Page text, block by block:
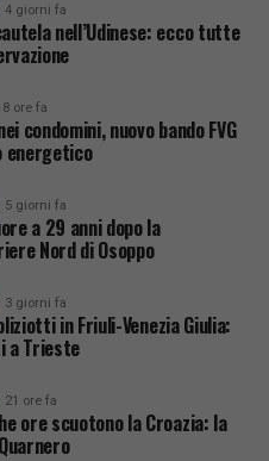
4 giorni fa
nell’Udinese: ecco tutte
ore fa
condomini, nuovo bando FVG
energetico
5 giorni fa
a 29 anni dopo la
Nord di Osoppo
3 giorni fa
in Friuli-Venezia Giulia:
a Trieste
21 ore fa
ore scuotono la Croazia: la